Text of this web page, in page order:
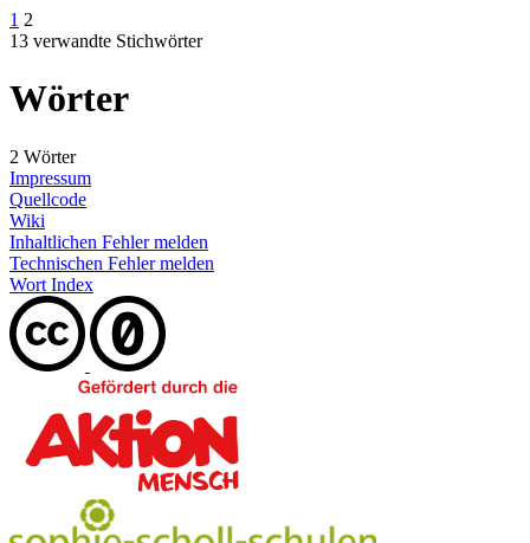
1 2
13 verwandte Stichwörter
Wörter
2 Wörter
Impressum
Quellcode
Wiki
Inhaltlichen Fehler melden
Technischen Fehler melden
Wort Index